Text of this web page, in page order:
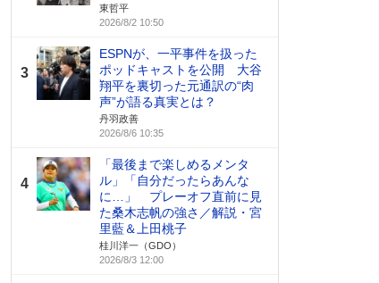
東哲平
2026/8/2 10:50
3
ESPNが、一平事件を扱った
ポッドキャストを公開 大谷
翔平を裏切った元通訳の“肉
声”が語る真実とは？
丹羽政善
2026/8/6 10:35
4
「最後まで楽しめるメンタ
ル」「自分だったらあんな
に…」 プレーオフ直前に見
た桑木志帆の強さ／解説・宮
里藍＆上田桃子
桂川洋一（GDO）
2026/8/3 12:00